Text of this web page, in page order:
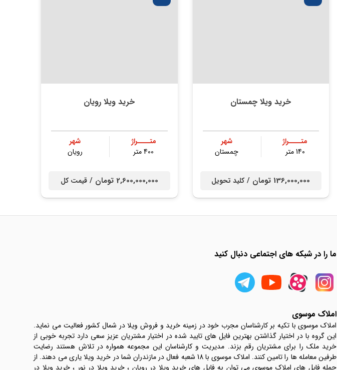
خرید ویلا چمستان
متــــراژ
140 متر
شهر
چمستان
136,000,000 تومان / کلید تحویل
خرید ویلا رویان
متــــراژ
400 متر
شهر
رویان
2,600,000,000 تومان / قیمت کل
ما را در شبکه های اجتماعی دنبال کنید
املاک موسوی
املاک موسوی با تکیه بر کارشناسان مجرب خود در زمینه خرید و فروش ویلا در شمال کشور فعالیت می نماید.
این گروه با در اختیار گذاشتن بهترین فایل های تایید شده در اختیار مشتریان عزیز سعی دارد تجربه خوبی از
خرید ملک را برای مشتریان رقم بزند. مدیریت و کارشناسان این مجموعه همواره در تلاش هستند رضایت
طرفین معامله ها را تامین کنند. املاک موسوی با 18 شعبه فعال در مازندران شما در خرید ویلا یاری می دهند. از
جمله فایل های املاک موسوی می توان به فایل های خرید ویلا در رویان ، خرید ویلا در نور ، خرید ویلا در